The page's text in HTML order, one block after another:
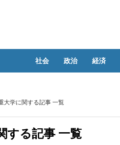
社会 政治 経済
大学に関する記事 一覧
する記事 一覧